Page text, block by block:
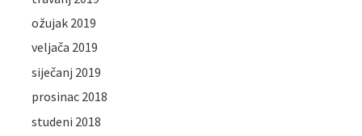
ožujak 2019
veljača 2019
siječanj 2019
prosinac 2018
studeni 2018